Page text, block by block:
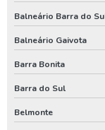
Perfuração de poço
Perfuração de poço
Perfuração de poço
Perfuração de poço
Perfuração de poço
Balneário Barra do
Balneário Gaivota
Barra Bonita
Barra do Sul
Belmonte